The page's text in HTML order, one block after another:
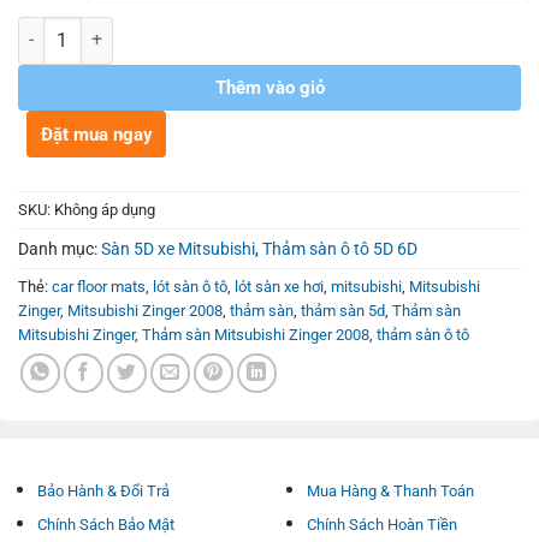
Số lượng
Thêm vào giỏ
Đặt mua ngay
SKU: Không áp dụng
Danh mục:Sàn 5D xe Mitsubishi,Thảm sàn ô tô 5D 6D
Thẻ: car floor mats, lót sàn ô tô, lót sàn xe hơi, mitsubishi, Mitsubishi
Zinger, Mitsubishi Zinger 2008, thảm sàn, thảm sàn 5d, Thảm sàn
Mitsubishi Zinger, Thảm sàn Mitsubishi Zinger 2008, thảm sàn ô tô
Bảo Hành & Đổi Trả
Chính Sách Bảo Mật
Mua Hàng & Thanh Toán
Chính Sách Hoàn Tiền